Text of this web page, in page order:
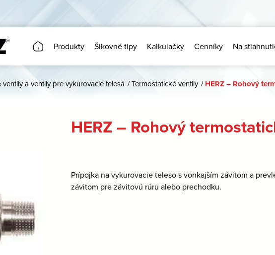
Produkty Šikovné tipy Kalkulačky Cenníky Na
ventily a ventily pre vykurovacie telesá /Termostatické ventily / HERZ – Rohový
HERZ – Rohový
Prípojka na vykurovacie teleso s vonkajším závitom a
závitom pre závitovú rúru alebo prechodku.